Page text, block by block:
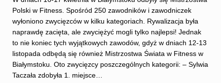
Polski w Fitness. Spośród 250 zawodników i zawodniczek
wyłoniono zwycięzców w kilku kategoriach. Rywalizacja była
naprawdę zacięta, ale zwyciężyć mogli tylko najlepsi! Jednak
to nie koniec tych wyjątkowych zawodów, gdyż w dniach 12-13
listopada odbędą się również Mistrzostwa Świata w Fitness w
Białymstoku. Oto zwycięzcy poszczególnych kategorii: – Sylwia
Taczała zdobyła 1. miejsce…